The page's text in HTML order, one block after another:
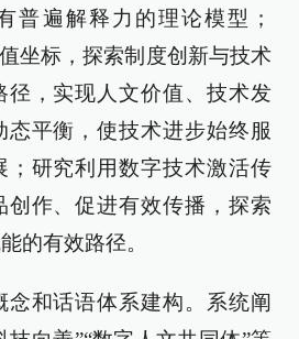
普遍解释力的理论模型；
坐标，探索制度创新与技术
径，实现人文价值、技术发
态平衡，使技术进步始终服
；研究利用数字技术激活传
创作、促进有效传播，探索
的有效路径。
念和话语体系建构。系统阐